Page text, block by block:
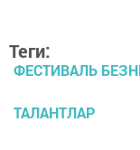
Теги:
ФЕСТИВАЛЬ
ТАЛАНТЛАР